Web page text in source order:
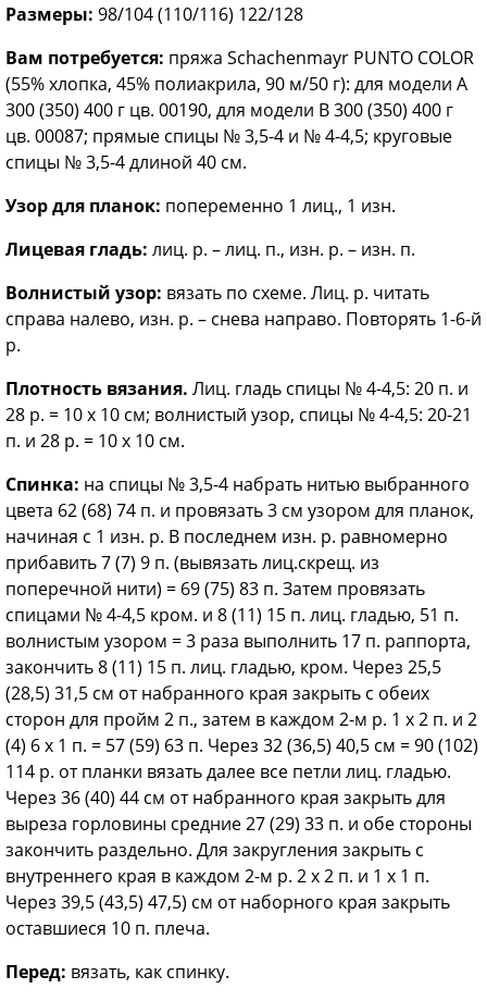
Размеры: 98/104 (110/116) 122/128
Вам потребуется: пряжа Schachenmayr PUNTO COLOR
(55% хлопка, 45% полиакрила, 90 м/50 г): для модели А
300 (350) 400 г цв. 00190, для модели В 300 (350) 400 г
цв. 00087; прямые спицы № 3,5-4 и № 4-4,5; круговые
спицы № 3,5-4 длиной 40 см.
Узор для планок: попеременно 1 лиц., 1 изн.
Лицевая гладь: лиц. р. – лиц. п., изн. р. – изн. п.
Волнистый узор: вязать по схеме. Лиц. р. читать
справа налево, изн. р. – снева направо. Повторять 1-6-й
р.
Плотность вязания. Лиц. гладь спицы № 4-4,5: 20 п. и
28 р. = 10 х 10 см; волнистый узор, спицы № 4-4,5: 20-21
п. и 28 р. = 10 х 10 см.
Спинка: на спицы № 3,5-4 набрать нитью выбранного
цвета 62 (68) 74 п. и провязать 3 см узором для планок,
начиная с 1 изн. р. В последнем изн. р. равномерно
прибавить 7 (7) 9 п. (вывязать лиц.скрещ. из
поперечной нити) = 69 (75) 83 п. Затем провязать
спицами № 4-4,5 кром. и 8 (11) 15 п. лиц. гладью, 51 п.
волнистым узором = 3 раза выполнить 17 п. раппорта,
закончить 8 (11) 15 п. лиц. гладью, кром. Через 25,5
(28,5) 31,5 см от набранного края закрыть с обеих
сторон для пройм 2 п., затем в каждом 2-м р. 1 х 2 п. и 2
(4) 6 х 1 п. = 57 (59) 63 п. Через 32 (36,5) 40,5 см = 90 (102)
114 р. от планки вязать далее все петли лиц. гладью.
Через 36 (40) 44 см от набранного края закрыть для
выреза горловины средние 27 (29) 33 п. и обе стороны
закончить раздельно. Для закругления закрыть с
внутреннего края в каждом 2-м р. 2 х 2 п. и 1 х 1 п.
Через 39,5 (43,5) 47,5) см от наборного края закрыть
оставшиеся 10 п. плеча.
Перед: вязать, как спинку.